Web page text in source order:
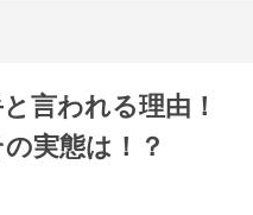
言われる理由！
実態は！？